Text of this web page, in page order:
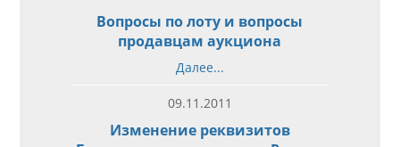
Вопросы по лоту и вопросы
продавцам аукциона
Далее...
09.11.2011
Изменение реквизитов